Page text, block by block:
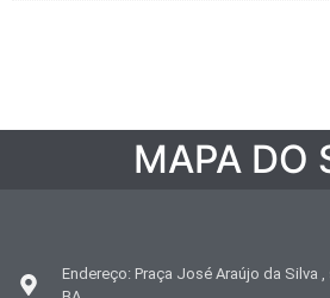
MAPA DO
Endereço: Praça José Araújo da Silva